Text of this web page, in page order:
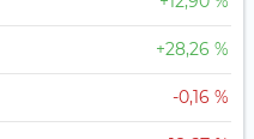
+28,26 %
-0,16 %